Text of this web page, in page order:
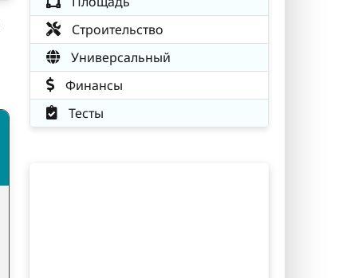
Строительство
Универсальный
Финансы
Тесты